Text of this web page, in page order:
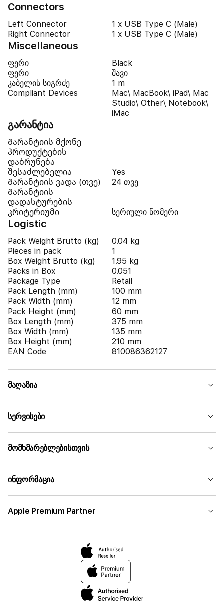
Connectors
Left Connector
1 x USB Type C (Male)
Right Connector
1 x USB Type C (Male)
Miscellaneous
ფერი
Black
ფერი
შავი
კაბელის სიგრძე
1 m
Compliant Devices
Mac\ MacBook\ iPad\ Mac
Studio\ Other\ Notebook\
iMac
გარანტია
Გარანტიის მქონე
პროდუქტების
დაბრუნება
შესაძლებელია
Yes
Გარანტიის ვადა (თვე)
24 თვე
Გარანტიის
დადასტურების
კრიტერიუმი
სერიული ნომერი
Logistic
Pack Weight Brutto (kg)
0.04 kg
Pieces in pack
1
Box Weight Brutto (kg)
1.95 kg
Packs in Box
0.051
Package Type
Retail
Pack Length (mm)
100 mm
Pack Width (mm)
12 mm
Pack Height (mm)
60 mm
Box Length (mm)
375 mm
Box Width (mm)
135 mm
Box Height (mm)
210 mm
EAN Code
810086362127
მაღაზია
სერვისები
მომხმარებლებისთვის
ინფორმაცია
Apple Premium Partner